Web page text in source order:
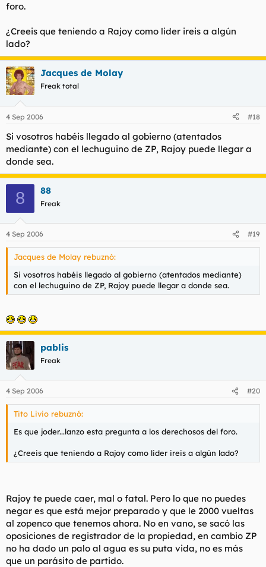
foro.
¿Creeis que teniendo a Rajoy como lider ireis a algún
lado?
Jacques de Molay
Freak total
4 Sep 2006 #18
Si vosotros habéis llegado al gobierno (atentados
mediante) con el lechuguino de ZP, Rajoy puede llegar a
donde sea.
8 88
Freak
4 Sep 2006 #19
Jacques de Molay rebuznó:
Si vosotros habéis llegado al gobierno (atentados mediante)
con el lechuguino de ZP, Rajoy puede llegar a donde sea.
pablis
Freak
4 Sep 2006 #20
Tito Livio rebuznó:
Es que joder...lanzo esta pregunta a los derechosos del foro.
¿Creeis que teniendo a Rajoy como lider ireis a algún lado?
Rajoy te puede caer, mal o fatal. Pero lo que no puedes
negar es que está mejor preparado y que le 2000 vueltas
al zopenco que tenemos ahora. No en vano, se sacó las
oposiciones de registrador de la propiedad, en cambio ZP
no ha dado un palo al agua es su puta vida, no es más
que un parásito de partido.